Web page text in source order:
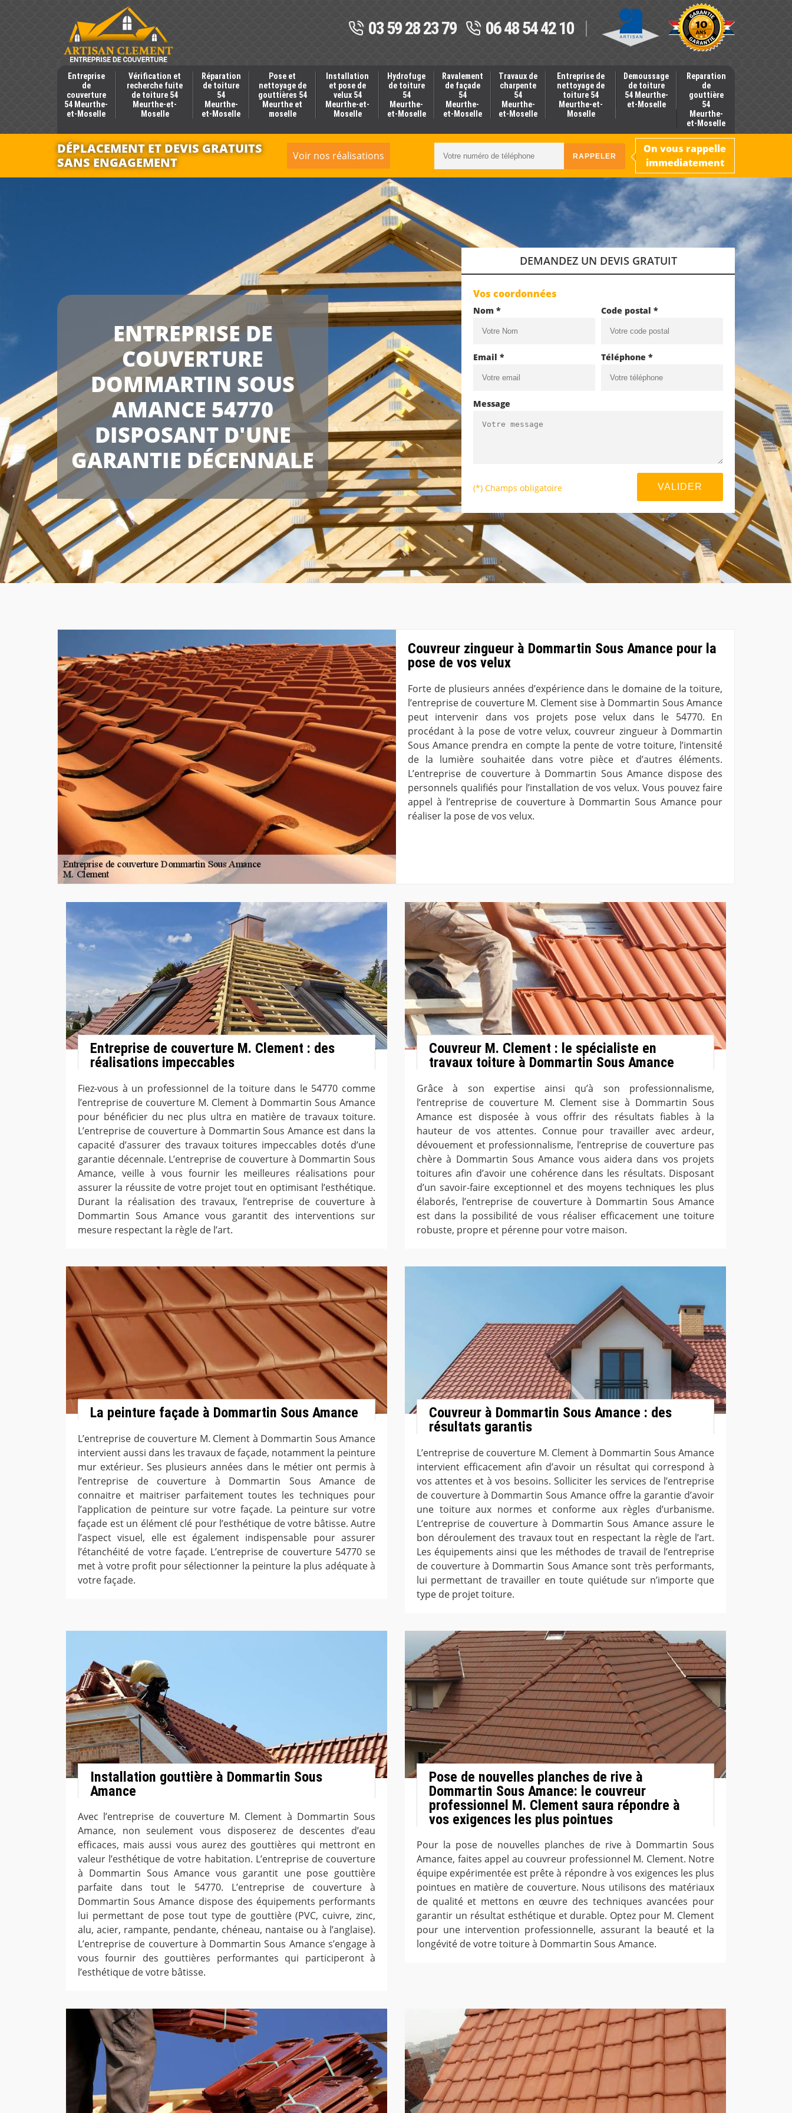
03 59 28 23 79 06 48 54 42 10
Entreprise
de
couverture
54 Meurthe-
et-Moselle
Vérification et
recherche fuite
de toiture 54
Meurthe-et-
Moselle
Réparation
de toiture
54
Meurthe-
et-Moselle
Pose et
nettoyage de
gouttières 54
Meurthe et
moselle
Installation
et pose de
velux 54
Meurthe-et-
Moselle
Hydrofuge
de toiture
54
Meurthe-
et-Moselle
Ravalement
de façade
54
Meurthe-
et-Moselle
Travaux de
charpente
54
Meurthe-
et-Moselle
Entreprise de
nettoyage de
toiture 54
Meurthe-et-
Moselle
Demoussage
de toiture
54 Meurthe-
et-Moselle
Reparation
de
gouttière
54
Meurthe-
et-Moselle
DÉPLACEMENT ET DEVIS GRATUITS
SANS ENGAGEMENT
Voir nos réalisations
On vous rappelle
immediatement
ENTREPRISE DE
COUVERTURE
DOMMARTIN SOUS
AMANCE 54770
DISPOSANT D'UNE
GARANTIE DÉCENNALE
DEMANDEZ UN DEVIS GRATUIT
Vos coordonnées
Nom * Code postal *
Email * Téléphone *
Message
(*) Champs obligatoire
Couvreur zingueur à Dommartin Sous Amance pour la
pose de vos velux
Forte de plusieurs années d’expérience dans le domaine de la toiture,
l’entreprise de couverture M. Clement sise à Dommartin Sous Amance
peut intervenir dans vos projets pose velux dans le 54770. En
procédant à la pose de votre velux, couvreur zingueur à Dommartin
Sous Amance prendra en compte la pente de votre toiture, l’intensité
de la lumière souhaitée dans votre pièce et d’autres éléments.
L’entreprise de couverture à Dommartin Sous Amance dispose des
personnels qualifiés pour l’installation de vos velux. Vous pouvez faire
appel à l’entreprise de couverture à Dommartin Sous Amance pour
réaliser la pose de vos velux.
Entreprise de couverture M. Clement : des
réalisations impeccables
Fiez-vous à un professionnel de la toiture dans le 54770 comme
l’entreprise de couverture M. Clement à Dommartin Sous Amance
pour bénéficier du nec plus ultra en matière de travaux toiture.
L’entreprise de couverture à Dommartin Sous Amance est dans la
capacité d’assurer des travaux toitures impeccables dotés d’une
garantie décennale. L’entreprise de couverture à Dommartin Sous
Amance, veille à vous fournir les meilleures réalisations pour
assurer la réussite de votre projet tout en optimisant l’esthétique.
Durant la réalisation des travaux, l’entreprise de couverture à
Dommartin Sous Amance vous garantit des interventions sur
mesure respectant la règle de l’art.
Couvreur M. Clement : le spécialiste en
travaux toiture à Dommartin Sous Amance
Grâce à son expertise ainsi qu’à son professionnalisme,
l’entreprise de couverture M. Clement sise à Dommartin Sous
Amance est disposée à vous offrir des résultats fiables à la
hauteur de vos attentes. Connue pour travailler avec ardeur,
dévouement et professionnalisme, l’entreprise de couverture pas
chère à Dommartin Sous Amance vous aidera dans vos projets
toitures afin d’avoir une cohérence dans les résultats. Disposant
d’un savoir-faire exceptionnel et des moyens techniques les plus
élaborés, l’entreprise de couverture à Dommartin Sous Amance
est dans la possibilité de vous réaliser efficacement une toiture
robuste, propre et pérenne pour votre maison.
La peinture façade à Dommartin Sous Amance
L’entreprise de couverture M. Clement à Dommartin Sous Amance
intervient aussi dans les travaux de façade, notamment la peinture
mur extérieur. Ses plusieurs années dans le métier ont permis à
l’entreprise de couverture à Dommartin Sous Amance de
connaitre et maitriser parfaitement toutes les techniques pour
l’application de peinture sur votre façade. La peinture sur votre
façade est un élément clé pour l’esthétique de votre bâtisse. Autre
l’aspect visuel, elle est également indispensable pour assurer
l’étanchéité de votre façade. L’entreprise de couverture 54770 se
met à votre profit pour sélectionner la peinture la plus adéquate à
votre façade.
Couvreur à Dommartin Sous Amance : des
résultats garantis
L’entreprise de couverture M. Clement à Dommartin Sous Amance
intervient efficacement afin d’avoir un résultat qui correspond à
vos attentes et à vos besoins. Solliciter les services de l’entreprise
de couverture à Dommartin Sous Amance offre la garantie d’avoir
une toiture aux normes et conforme aux règles d’urbanisme.
L’entreprise de couverture à Dommartin Sous Amance assure le
bon déroulement des travaux tout en respectant la règle de l’art.
Les équipements ainsi que les méthodes de travail de l’entreprise
de couverture à Dommartin Sous Amance sont très performants,
lui permettant de travailler en toute quiétude sur n’importe que
type de projet toiture.
Installation gouttière à Dommartin Sous
Amance
Avec l’entreprise de couverture M. Clement à Dommartin Sous
Amance, non seulement vous disposerez de descentes d’eau
efficaces, mais aussi vous aurez des gouttières qui mettront en
valeur l’esthétique de votre habitation. L’entreprise de couverture
à Dommartin Sous Amance vous garantit une pose gouttière
parfaite dans tout le 54770. L’entreprise de couverture à
Dommartin Sous Amance dispose des équipements performants
lui permettant de pose tout type de gouttière (PVC, cuivre, zinc,
alu, acier, rampante, pendante, chéneau, nantaise ou à l’anglaise).
L’entreprise de couverture à Dommartin Sous Amance s’engage à
vous fournir des gouttières performantes qui participeront à
l’esthétique de votre bâtisse.
Pose de nouvelles planches de rive à
Dommartin Sous Amance: le couvreur
professionnel M. Clement saura répondre à
vos exigences les plus pointues
Pour la pose de nouvelles planches de rive à Dommartin Sous
Amance, faites appel au couvreur professionnel M. Clement. Notre
équipe expérimentée est prête à répondre à vos exigences les plus
pointues en matière de couverture. Nous utilisons des matériaux
de qualité et mettons en œuvre des techniques avancées pour
garantir un résultat esthétique et durable. Optez pour M. Clement
pour une intervention professionnelle, assurant la beauté et la
longévité de votre toiture à Dommartin Sous Amance.